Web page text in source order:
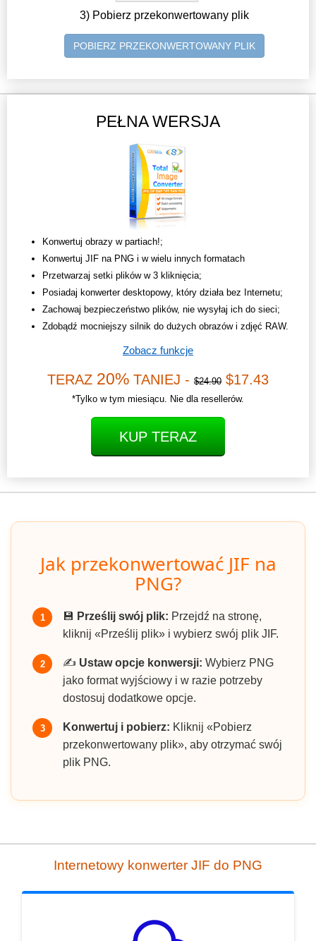
3) Pobierz przekonwertowany plik
POBIERZ PRZEKONWERTOWANY PLIK
PEŁNA WERSJA
Konwertuj obrazy w partiach!;
Konwertuj JIF na PNG i w wielu innych formatach
Przetwarzaj setki plików w 3 kliknięcia;
Posiadaj konwerter desktopowy, który działa bez Internetu;
Zachowaj bezpieczeństwo plików, nie wysyłaj ich do sieci;
Zdobądź mocniejszy silnik do dużych obrazów i zdjęć RAW.
Zobacz funkcje
TERAZ 20% TANIEJ - $24.90 $17.43
*Tylko w tym miesiącu. Nie dla resellerów.
KUP TERAZ
Jak przekonwertować JIF na
PNG?
1 💾 Prześlij swój plik: Przejdź na stronę,
kliknij «Prześlij plik» i wybierz swój plik JIF.
2 ✍️ Ustaw opcje konwersji: Wybierz PNG
jako format wyjściowy i w razie potrzeby
dostosuj dodatkowe opcje.
3 Konwertuj i pobierz: Kliknij «Pobierz
przekonwertowany plik», aby otrzymać swój
plik PNG.
Internetowy konwerter JIF do PNG